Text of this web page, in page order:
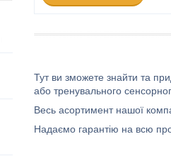
Тут ви зможете знайти та
або тренувального
Весь асортимент нашої
Надаємо гарантію на всю